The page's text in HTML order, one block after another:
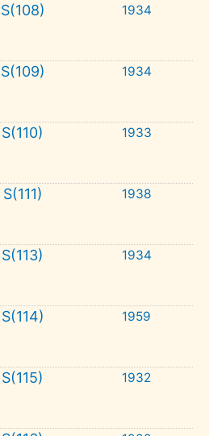
S(108) 1934
S(109) 1934
S(110) 1933
S(111) 1938
S(113) 1934
S(114) 1959
S(115) 1932